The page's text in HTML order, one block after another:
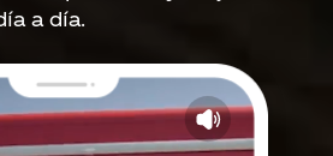
a día.